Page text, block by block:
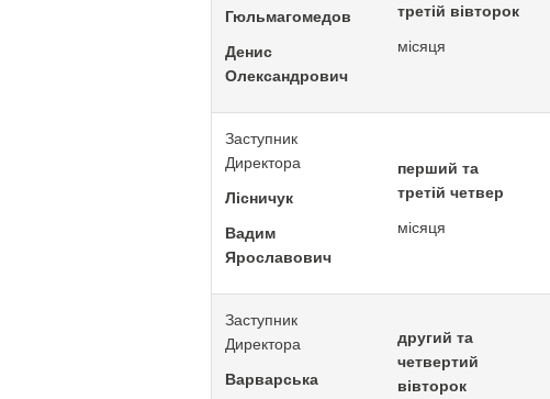
Гюльмагомедов
Денис
Олександрович
третій вівторок
місяця
Заступник
Директора
Лісничук
Вадим
Ярославович
перший та
третій четвер
місяця
Заступник
Директора
Варварська
другий та
четвертий
вівторок